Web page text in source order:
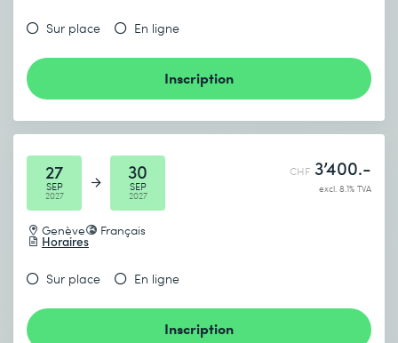
Sur place En ligne
Inscription
27
SEP
2027
30
SEP
2027
Genève Français
Horaires
CHF 3’400.-
excl. 8.1% TVA
Sur place En ligne
Inscription